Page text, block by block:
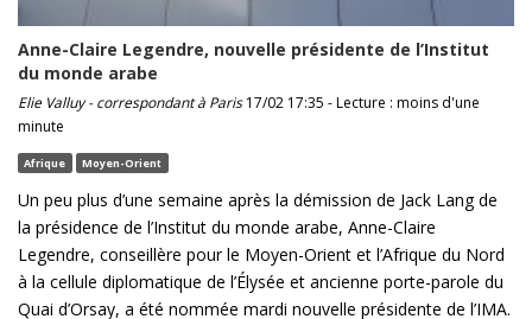
Anne-Claire Legendre, nouvelle présidente de l’Institut
du monde arabe
Elie Valluy - correspondant à Paris17/02 17:35 - Lecture : moins d'une
minute
Afrique Moyen-Orient
Un peu plus d’une semaine après la démission de Jack Lang de
la présidence de l’Institut du monde arabe, Anne-Claire
Legendre, conseillère pour le Moyen-Orient et l’Afrique du Nord
à la cellule diplomatique de l’Élysée et ancienne porte-parole du
Quai d’Orsay, a été nommée mardi nouvelle présidente de l’IMA.